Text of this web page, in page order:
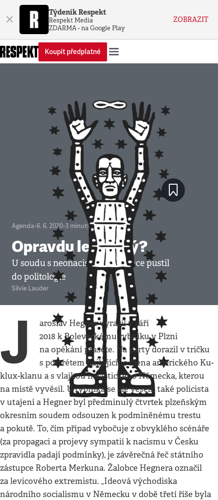
× Týdeník Respekt
Respekt Media
ZDARMA - na Google Play
ZOBRAZIT
Koupit předplatné
Agenda•6. 6. 2020•3 minuty
Opravdu levicový?
U soudu s neonacistou se žalobce pustil
do politologie
Silvie Lauder
J
aroslav Hegner vyrazil v září
2018 k Boleveckému rybníku v Plzni
na opékání prasete. Na party dorazil v tričku
s portrétem hajlujícího člena amerického Ku-
klux-klanu a s vlajkou nacistického Německa, kterou
na místě vyvěsil. U rybníka se ale veselil také policista
v utajení a Hegner byl předminulý čtvrtek plzeňským
okresním soudem odsouzen k podmíněnému trestu
a pokutě. To, čím případ vybočuje z obvyklého scénáře
(za propagaci a projevy sympatií k nacismu v Česku
zpravidla padají podmínky), je závěrečná řeč státního
zástupce Roberta Merkuna. Žalobce Hegnera označil
za levicového extremistu. „Ideová východiska
národního socialismu v Německu v době třetí říše byla